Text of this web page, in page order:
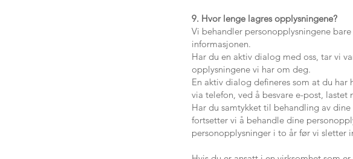
9. Hvor lenge lagres opplysningene?
Vi behandler personopplysningene
informasjonen.
Har du en aktiv dialog med oss, tar vi
opplysningene vi har om deg.
En aktiv dialog defineres som at du har
via telefon, ved å besvare e-post,
Har du samtykket til behandling av
fortsetter vi å behandle dine
personopplysninger i to år før vi sletter